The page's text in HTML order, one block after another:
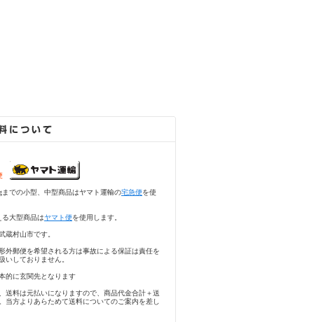
での小型、中型商品はヤマト運輸の宅急便を使
大型商品はヤマト便を使用します。
蔵村山市です。
外郵便を希望される方は事故による保証は責任を
いしておりません。
的に玄関先となります
送料は元払いになりますので、商品代金合計＋送
当方よりあらためて送料についてのご案内を差し